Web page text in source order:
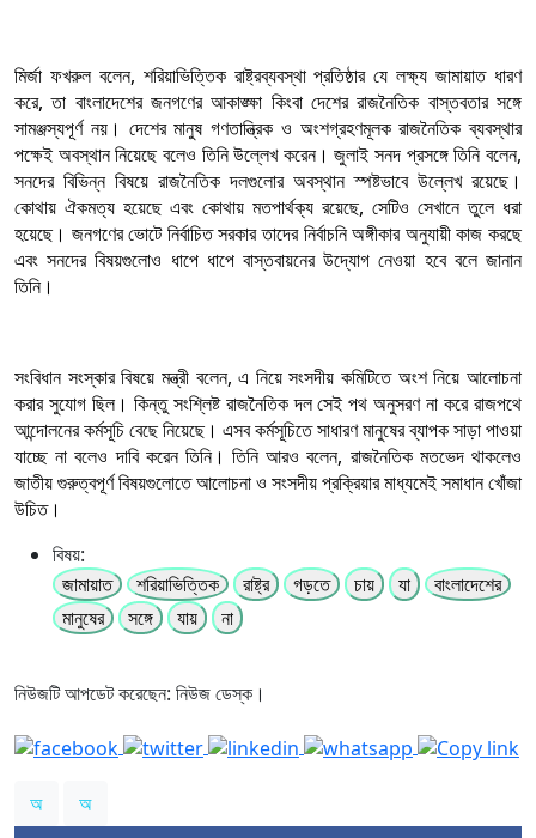
মির্জা ফখরুল বলেন, শরিয়াভিত্তিক রাষ্ট্রব্যবস্থা প্রতিষ্ঠার যে লক্ষ্য জামায়াত ধারণ
করে, তা বাংলাদেশের জনগণের আকাঙ্ক্ষা কিংবা দেশের রাজনৈতিক বাস্তবতার সঙ্গে
সামঞ্জস্যপূর্ণ নয়। দেশের মানুষ গণতান্ত্রিক ও অংশগ্রহণমূলক রাজনৈতিক ব্যবস্থার
পক্ষেই অবস্থান নিয়েছে বলেও তিনি উল্লেখ করেন। জুলাই সনদ প্রসঙ্গে তিনি বলেন,
সনদের বিভিন্ন বিষয়ে রাজনৈতিক দলগুলোর অবস্থান স্পষ্টভাবে উল্লেখ রয়েছে।
কোথায় ঐকমত্য হয়েছে এবং কোথায় মতপার্থক্য রয়েছে, সেটিও সেখানে তুলে ধরা
হয়েছে। জনগণের ভোটে নির্বাচিত সরকার তাদের নির্বাচনি অঙ্গীকার অনুযায়ী কাজ করছে
এবং সনদের বিষয়গুলোও ধাপে ধাপে বাস্তবায়নের উদ্যোগ নেওয়া হবে বলে জানান
তিনি।
সংবিধান সংস্কার বিষয়ে মন্ত্রী বলেন, এ নিয়ে সংসদীয় কমিটিতে অংশ নিয়ে আলোচনা
করার সুযোগ ছিল। কিন্তু সংশ্লিষ্ট রাজনৈতিক দল সেই পথ অনুসরণ না করে রাজপথে
আন্দোলনের কর্মসূচি বেছে নিয়েছে। এসব কর্মসূচিতে সাধারণ মানুষের ব্যাপক সাড়া পাওয়া
যাচ্ছে না বলেও দাবি করেন তিনি। তিনি আরও বলেন, রাজনৈতিক মতভেদ থাকলেও
জাতীয় গুরুত্বপূর্ণ বিষয়গুলোতে আলোচনা ও সংসদীয় প্রক্রিয়ার মাধ্যমেই সমাধান খোঁজা
উচিত।
বিষয়:
জামায়াত
শরিয়াভিত্তিক রাষ্ট্র গড়তে চায় যা
বাংলাদেশের
মানুষের
সঙ্গে যায় না
নিউজটি আপডেট করেছেন: নিউজ ডেস্ক।
অ অ